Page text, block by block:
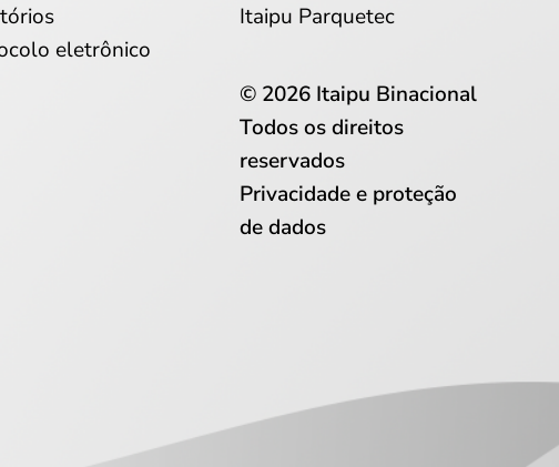
eletrônico
Itaipu Parquetec
© 2026 Itaipu Binacional
Todos os direitos
reservados
Privacidade e proteção
de dados